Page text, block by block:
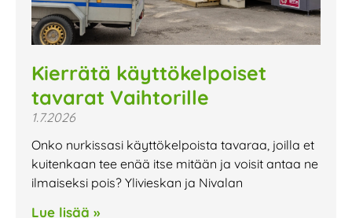
Kierrätä käyttökelpoiset
tavarat Vaihtorille
1.7.2026
Onko nurkissasi käyttökelpoista tavaraa, joilla et
kuitenkaan tee enää itse mitään ja voisit antaa ne
ilmaiseksi pois? Ylivieskan ja Nivalan
Lue lisää »